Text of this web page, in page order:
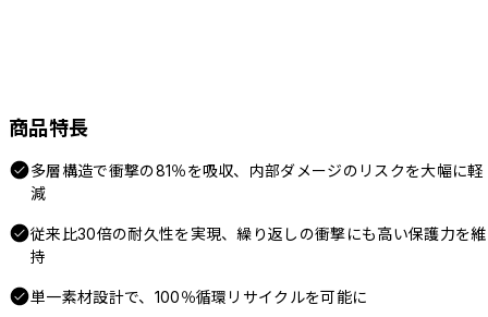
商品特長
多層構造で衝撃の81％を吸収、内部ダメージのリスクを大幅に軽
減
従来比30倍の耐久性を実現、繰り返しの衝撃にも高い保護力を維
持
単一素材設計で、100％循環リサイクルを可能に